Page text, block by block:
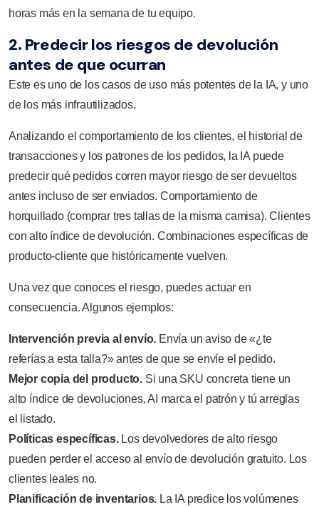
horas más en la semana de tu equipo.
2. Predecir los riesgos de devolución
antes de que ocurran
Este es uno de los casos de uso más potentes de la IA, y uno
de los más infrautilizados.
Analizando el comportamiento de los clientes, el historial de
transacciones y los patrones de los pedidos, la IA puede
predecir qué pedidos corren mayor riesgo de ser devueltos
antes incluso de ser enviados. Comportamiento de
horquillado (comprar tres tallas de la misma camisa). Clientes
con alto índice de devolución. Combinaciones específicas de
producto-cliente que históricamente vuelven.
Una vez que conoces el riesgo, puedes actuar en
consecuencia. Algunos ejemplos:
Intervención previa al envío. Envía un aviso de «¿te
referías a esta talla?» antes de que se envíe el pedido.
Mejor copia del producto. Si una SKU concreta tiene un
alto índice de devoluciones, AI marca el patrón y tú arreglas
el listado.
Políticas específicas.Los devolvedores de alto riesgo
pueden perder el acceso al envío de devolución gratuito. Los
clientes leales no.
Planificación de inventarios. La IA predice los volúmenes